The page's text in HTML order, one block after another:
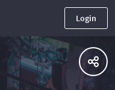
Login